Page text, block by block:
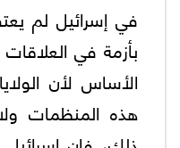
في إسرائيل لم
بأزمة في
الأساس لأن
هذه المنظمات